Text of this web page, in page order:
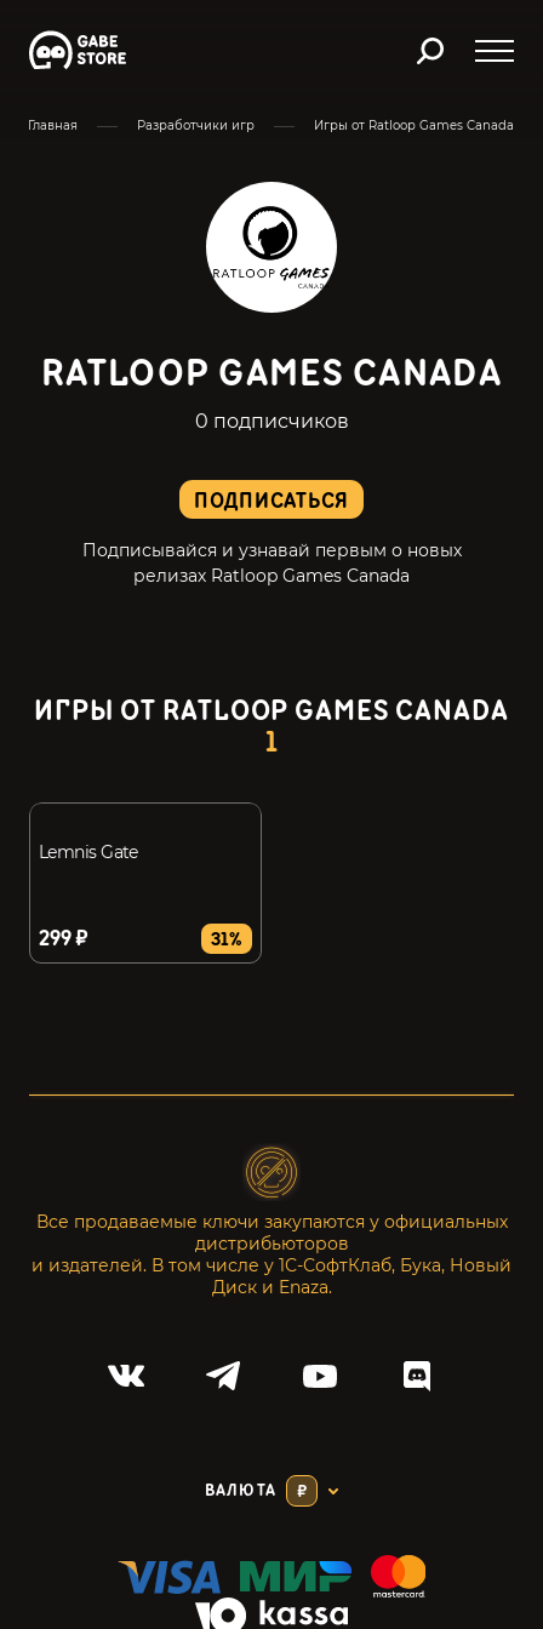
Главная Разработчики игр Игры от Ratloop Games Canada
ПОДПИСАТЬСЯ
Подписывайся и узнавай первым о новых
релизах Ratloop Games Canada
RATLOOP GAMES CANADA
0 подписчиков
ИГРЫ ОТ RATLOOP GAMES CANADA
1
Lemnis Gate
299 ₽ 31%
Все продаваемые ключи закупаются у официальных
дистрибьюторов
и издателей. В том числе у 1С-СофтКлаб, Бука, Новый
Диск и Enaza.
ВАЛЮТА ₽